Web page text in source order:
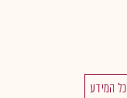
כל המידע